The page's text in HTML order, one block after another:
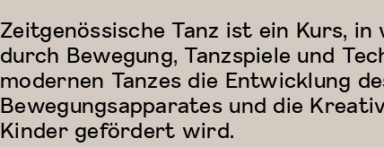
Zeitgenössische Tanz ist ein Kurs, in
durch Bewegung, Tanzspiele und
modernen Tanzes die Entwicklung
Bewegungsapparates und die
Kinder gefördert wird.